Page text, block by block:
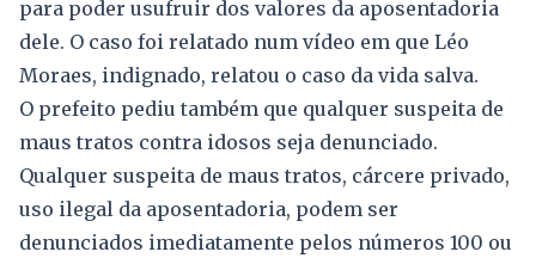
para poder usufruir dos valores da aposentadoria
dele. O caso foi relatado num vídeo em que Léo
Moraes, indignado, relatou o caso da vida salva.
O prefeito pediu também que qualquer suspeita de
maus tratos contra idosos seja denunciado.
Qualquer suspeita de maus tratos, cárcere privado,
uso ilegal da aposentadoria, podem ser
denunciados imediatamente pelos números 100 ou